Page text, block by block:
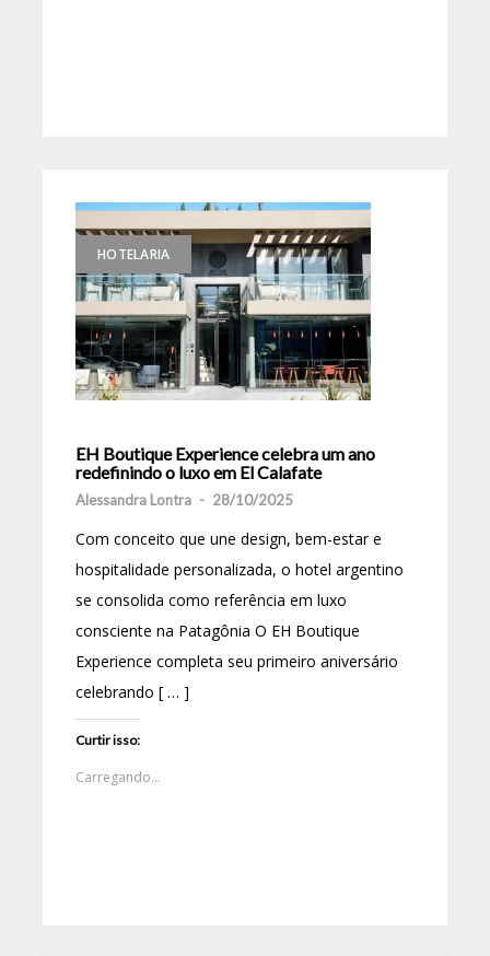
HOTELARIA
EH Boutique Experience celebra um ano
redefinindo o luxo em El Calafate
Alessandra Lontra - 28/10/2025
Com conceito que une design, bem-estar e
hospitalidade personalizada, o hotel argentino
se consolida como referência em luxo
consciente na Patagônia O EH Boutique
Experience completa seu primeiro aniversário
celebrando [ … ]
Curtir isso:
Carregando...